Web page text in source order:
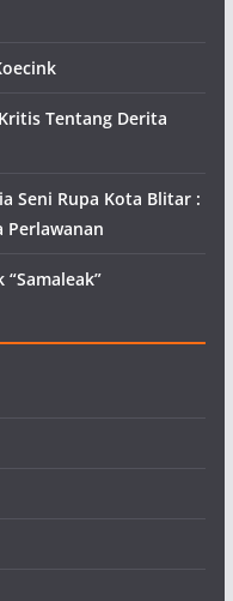
Tentang Derita
Seni Rupa Kota Blitar :
Perlawanan